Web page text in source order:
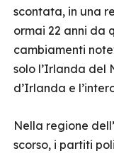
scontata, in una
ormai 22 anni da
cambiamenti
solo l’Irlanda del
d’Irlanda e
Nella regione
scorso, i partiti